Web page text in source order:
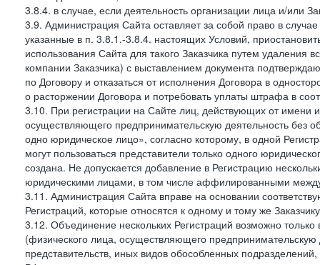
3.8.4. в случае, если деятельность организации лица и/или
3.9. Администрация Сайта оставляет за собой право в
указанные в п. 3.8.1.-3.8.4. настоящих Условий,
использования Сайта для такого Заказчика путем
компании Заказчика) с выставлением документа
по Договору и отказаться от исполнения Договора в
о расторжении Договора и потребовать уплаты штрафа в
3.10. При регистрации на Сайте лиц, действующих от имени
осуществляющего предпринимательскую деятельность без
одно юридическое лицо», согласно которому, в одной
могут пользоваться представители только одного
создана. Не допускается добавление в Регистрацию
юридическими лицами, в том числе аффилированными
3.11. Администрация Сайта вправе на основании
Регистраций, которые относятся к одному и тому же
3.12. Объединение нескольких Регистраций возможно
(физического лица, осуществляющего
представительств, иных видов обособленных